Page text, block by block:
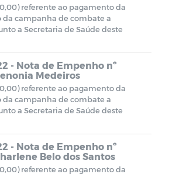
referente ao pagamento da
da campanha de combate a
a Secretaria de Saúde deste
- Nota de Empenho nº
Medeiros
referente ao pagamento da
da campanha de combate a
a Secretaria de Saúde deste
- Nota de Empenho nº
Belo dos Santos
referente ao pagamento da